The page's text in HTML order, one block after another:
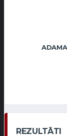
REZULTĀTI